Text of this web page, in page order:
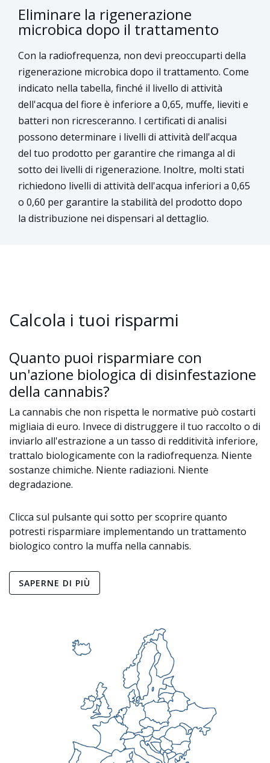
Eliminare la rigenerazione
microbica dopo il trattamento
Con la radiofrequenza, non devi preoccuparti della
rigenerazione microbica dopo il trattamento. Come
indicato nella tabella, finché il livello di attività
dell'acqua del fiore è inferiore a 0,65, muffe, lieviti e
batteri non ricresceranno. I certificati di analisi
possono determinare i livelli di attività dell'acqua
del tuo prodotto per garantire che rimanga al di
sotto dei livelli di rigenerazione. Inoltre, molti stati
richiedono livelli di attività dell'acqua inferiori a 0,65
o 0,60 per garantire la stabilità del prodotto dopo
la distribuzione nei dispensari al dettaglio.
Calcola i tuoi risparmi
Quanto puoi risparmiare con
un'azione biologica di disinfestazione
della cannabis?
La cannabis che non rispetta le normative può costarti
migliaia di euro. Invece di distruggere il tuo raccolto o di
inviarlo all'estrazione a un tasso di redditività inferiore,
trattalo biologicamente con la radiofrequenza. Niente
sostanze chimiche. Niente radiazioni. Niente
degradazione.
Clicca sul pulsante qui sotto per scoprire quanto
potresti risparmiare implementando un trattamento
biologico contro la muffa nella cannabis.
SAPERNE DI PIÙ